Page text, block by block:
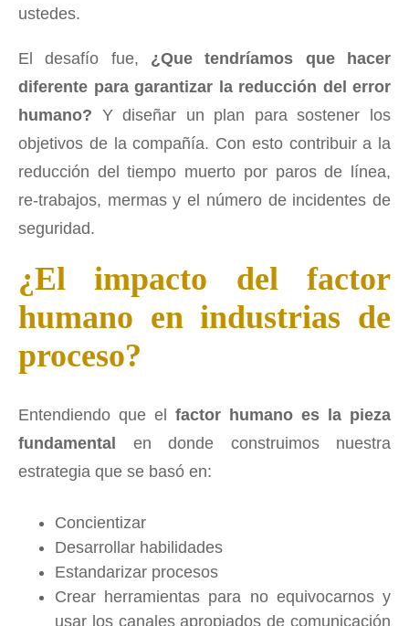
ustedes.
El desafío fue, ¿Que tendríamos que hacer
diferente para garantizar la reducción del error
humano? Y diseñar un plan para sostener los
objetivos de la compañía. Con esto contribuir a la
reducción del tiempo muerto por paros de línea,
re-trabajos, mermas y el número de incidentes de
seguridad.
¿El impacto del factor
humano en industrias de
proceso?
Entendiendo que el factor humano es la pieza
fundamental
en donde construimos nuestra
estrategia que se basó en:
Concientizar
Desarrollar habilidades
Estandarizar procesos
Crear herramientas para no equivocarnos y
usar los canales apropiados de comunicación